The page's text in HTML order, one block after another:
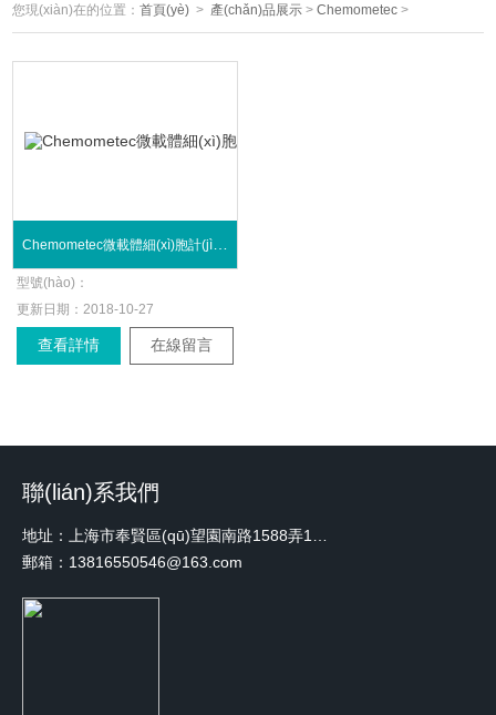
您現(xiàn)在的位置：首頁(yè) > 產(chǎn)品展示 >Chemometec >
Chemometec微載體細(xì)胞計(jì)數(shù)儀
型號(hào)：
更新日期：2018-10-27
查看詳情 在線留言
聯(lián)系我們
郵箱：13816550546@163.com